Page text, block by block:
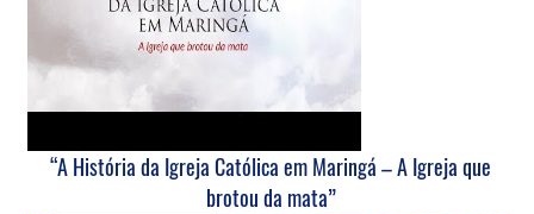
“A História da Igreja Católica em Maringá – A Igreja que
brotou da mata”